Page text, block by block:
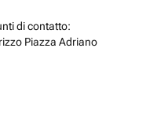
di contatto:
Piazza Adriano